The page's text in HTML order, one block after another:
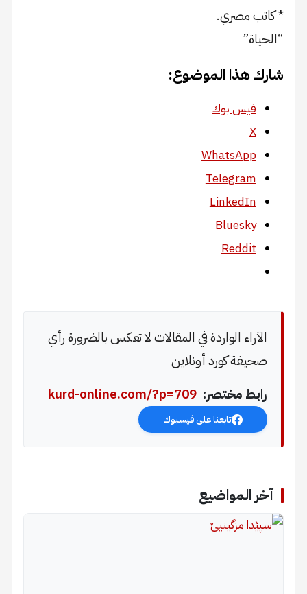
* كاتب مصري.
“الحياة”
شارك هذا الموضوع:
فيس بوك
X
WhatsApp
Telegram
LinkedIn
Bluesky
Reddit
الآراء الواردة في المقالات لا تعكس بالضرورة رأي
صحيفة كورد أونلاين
رابط مختصر: kurd-online.com/?p=709
تابعنا على فيسبوك
آخر المواضيع